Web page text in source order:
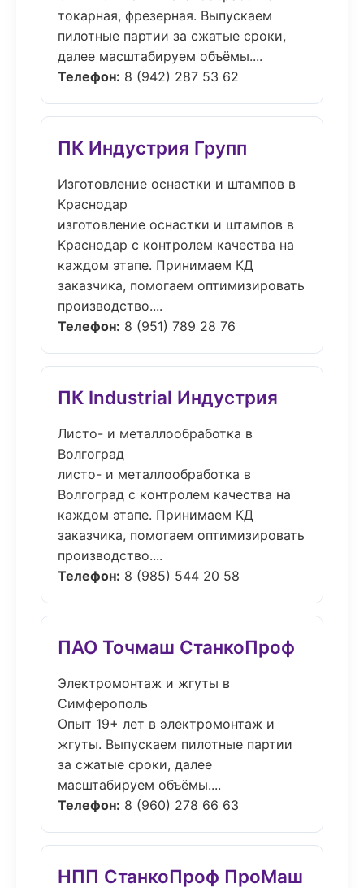
токарная, фрезерная. Выпускаем
пилотные партии за сжатые сроки,
далее масштабируем объёмы....
Телефон: 8 (942) 287 53 62
ПК Индустрия Групп
Изготовление оснастки и штампов в
Краснодар
изготовление оснастки и штампов в
Краснодар с контролем качества на
каждом этапе. Принимаем КД
заказчика, помогаем оптимизировать
производство....
Телефон: 8 (951) 789 28 76
ПК Industrial Индустрия
Листо- и металлообработка в
Волгоград
листо- и металлообработка в
Волгоград с контролем качества на
каждом этапе. Принимаем КД
заказчика, помогаем оптимизировать
производство....
Телефон: 8 (985) 544 20 58
ПАО Точмаш СтанкоПроф
Электромонтаж и жгуты в
Симферополь
Опыт 19+ лет в электромонтаж и
жгуты. Выпускаем пилотные партии
за сжатые сроки, далее
масштабируем объёмы....
Телефон: 8 (960) 278 66 63
НПП СтанкоПроф ПроМаш